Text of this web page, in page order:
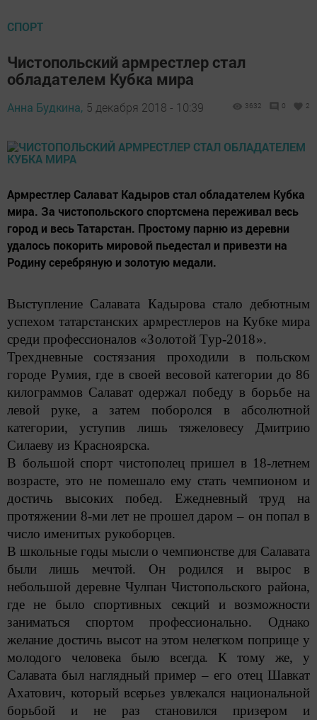
СПОРТ
Чистопольский армрестлер стал
обладателем Кубка мира
Анна Будкина, 5 декабря 2018 - 10:39 3632 0 2
Армрестлер Салават Кадыров стал обладателем Кубка
мира. За чистопольского спортсмена переживал весь
город и весь Татарстан. Простому парню из деревни
удалось покорить мировой пьедестал и привезти на
Родину серебряную и золотую медали.
Выступление Салавата Кадырова стало дебютным
успехом татарстанских армрестлеров на Кубке мира
среди профессионалов «Золотой Тур-2018».
Трехдневные состязания проходили в польском
городе Румия, где в своей весовой категории до 86
килограммов Салават одержал победу в борьбе на
левой руке, а затем поборолся в абсолютной
категории, уступив лишь тяжеловесу Дмитрию
Силаеву из Красноярска.
В большой спорт чистополец пришел в 18-летнем
возрасте, это не помешало ему стать чемпионом и
достичь высоких побед. Ежедневный труд на
протяжении 8-ми лет не прошел даром – он попал в
число именитых рукоборцев.
В школьные годы мысли о чемпионстве для Салавата
были лишь мечтой. Он родился и вырос в
небольшой деревне Чулпан Чистопольского района,
где не было спортивных секций и возможности
заниматься спортом профессионально. Однако
желание достичь высот на этом нелегком поприще у
молодого человека было всегда. К тому же, у
Салавата был наглядный пример – его отец Шавкат
Ахатович, который всерьез ­увлекался национальной
борьбой и не раз становился призером и